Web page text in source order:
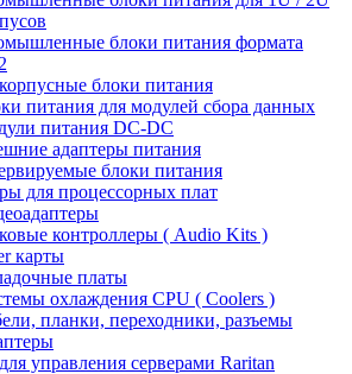
блоки питания формата
блоки питания
питания для модулей сбора данных
питания DC-DC
адаптеры питания
блоки питания
для процессорных плат
контроллеры ( Audio Kits )
карты
платы
охлаждения CPU ( Coolers )
планки, переходники, разъемы
управления серверами Raritan